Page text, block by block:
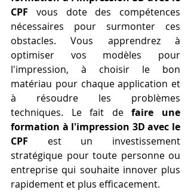
CPF vous dote des compétences
nécessaires pour surmonter ces
obstacles. Vous apprendrez à
optimiser vos modèles pour
l'impression, à choisir le bon
matériau pour chaque application et
à résoudre les problèmes
techniques. Le fait de faire une
formation à l'impression 3D avec le
CPF est un investissement
stratégique pour toute personne ou
entreprise qui souhaite innover plus
rapidement et plus efficacement.